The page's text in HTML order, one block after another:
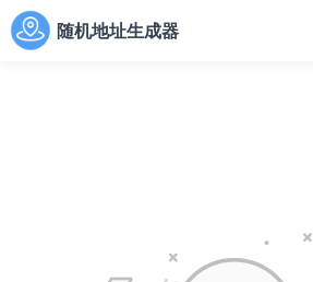
随机地址生成器